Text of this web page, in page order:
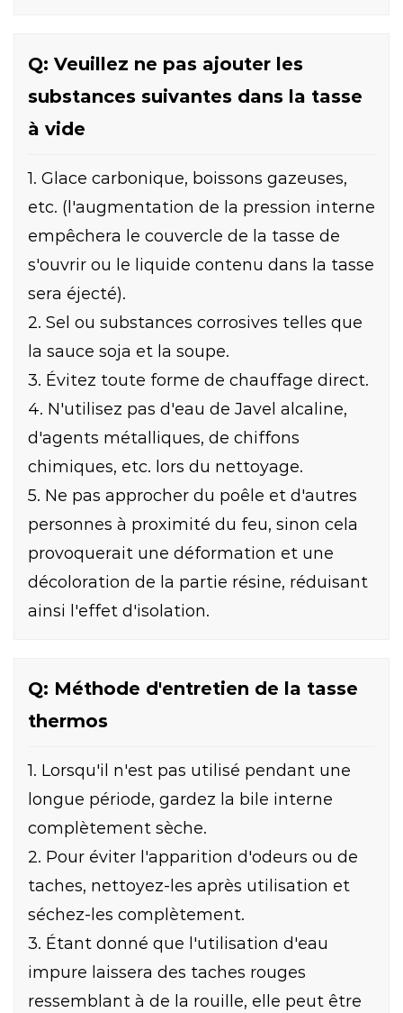
Q: Veuillez ne pas ajouter les
substances suivantes dans la tasse
à vide
1. Glace carbonique, boissons gazeuses,
etc. (l'augmentation de la pression interne
empêchera le couvercle de la tasse de
s'ouvrir ou le liquide contenu dans la tasse
sera éjecté).
2. Sel ou substances corrosives telles que
la sauce soja et la soupe.
3. Évitez toute forme de chauffage direct.
4. N'utilisez pas d'eau de Javel alcaline,
d'agents métalliques, de chiffons
chimiques, etc. lors du nettoyage.
5. Ne pas approcher du poêle et d'autres
personnes à proximité du feu, sinon cela
provoquerait une déformation et une
décoloration de la partie résine, réduisant
ainsi l'effet d'isolation.
Q: Méthode d'entretien de la tasse
thermos
1. Lorsqu'il n'est pas utilisé pendant une
longue période, gardez la bile interne
complètement sèche.
2. Pour éviter l'apparition d'odeurs ou de
taches, nettoyez-les après utilisation et
séchez-les complètement.
3. Étant donné que l'utilisation d'eau
impure laissera des taches rouges
ressemblant à de la rouille, elle peut être